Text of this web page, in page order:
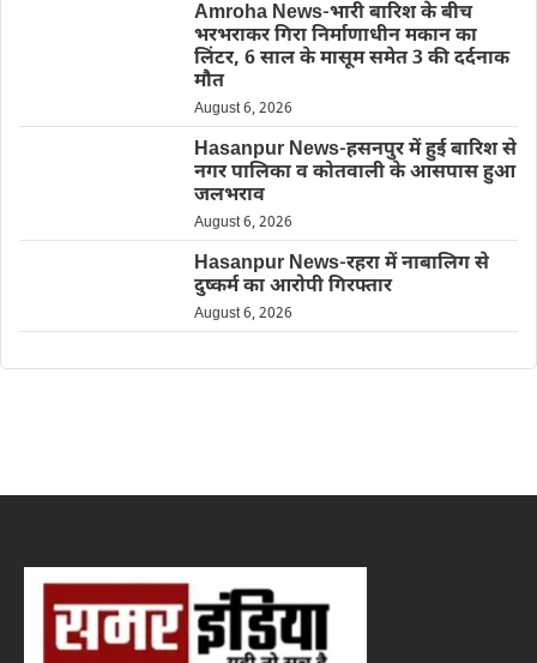
Amroha News-भारी बारिश के बीच
भरभराकर गिरा निर्माणाधीन मकान का
लिंटर, 6 साल के मासूम समेत 3 की दर्दनाक
मौत
August 6, 2026
Hasanpur News-हसनपुर में हुई बारिश से
नगर पालिका व कोतवाली के आसपास हुआ
जलभराव
August 6, 2026
Hasanpur News-रहरा में नाबालिग से
दुष्कर्म का आरोपी गिरफ्तार
August 6, 2026